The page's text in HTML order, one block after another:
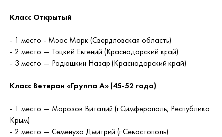
Класс Открытый
- 1 место - Моос Марк (Свердловская область)
- 2 место — Тоцкий Евгений (Краснодарский край)
- 3 место — Родюшкин Назар (Краснодарский край)
Класс Ветеран «Группа А» (45-52 года)
- 1 место — Морозов Виталий (г.Симферополь, Республика
Крым)
- 2 место — Семенуха Дмитрий (г.Севастополь)